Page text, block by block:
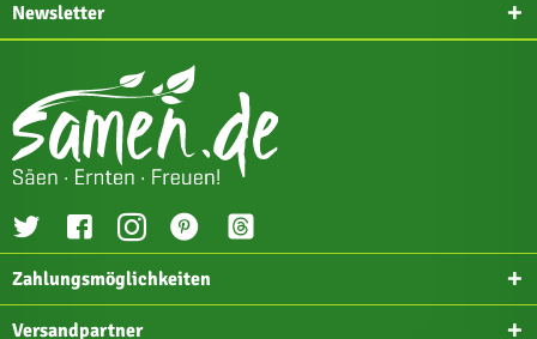
Newsletter
Zahlungsmöglichkeiten
Versandpartner